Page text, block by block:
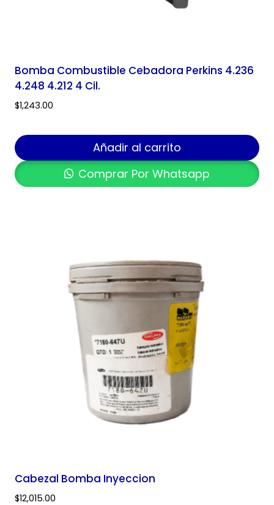
Bomba Combustible Cebadora Perkins 4.236
4.248 4.212 4 Cil.
$1,243.00
Añadir al carrito
Comprar Por Whatsapp
Cabezal Bomba Inyeccion
$12,015.00